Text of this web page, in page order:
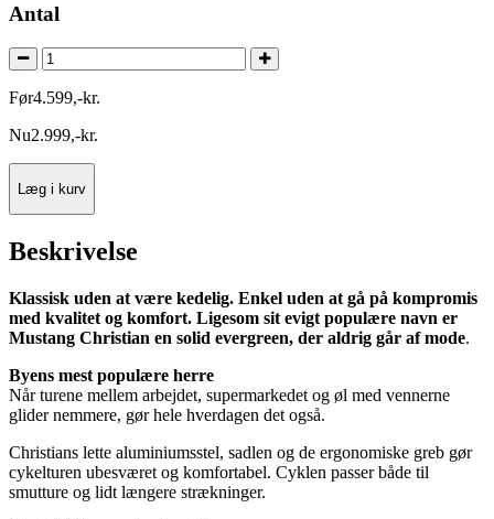
Antal
Før4.599,-kr.
Nu2.999,-kr.
Læg i kurv
Beskrivelse
Klassisk uden at være kedelig. Enkel uden at gå på kompromis
med kvalitet og komfort. Ligesom sit evigt populære navn er
Mustang Christian en solid evergreen, der aldrig går af mode.
Byens mest populære herre
Når turene mellem arbejdet, supermarkedet og øl med vennerne
glider nemmere, gør hele hverdagen det også.
Christians lette aluminiumsstel, sadlen og de ergonomiske greb gør
cykelturen ubesværet og komfortabel. Cyklen passer både til
smutture og lidt længere strækninger.